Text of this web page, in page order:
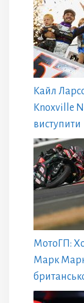
Кайл
Knoxville
виступити
МотоГП:
Марк